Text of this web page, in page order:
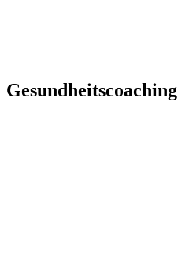
Gesundheitscoaching